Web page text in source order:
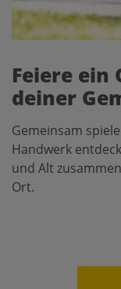
Feiere ein
deiner
Gemeinsam
Handwerk
und Alt
Ort.